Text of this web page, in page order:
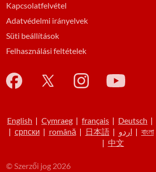
Kapcsolatfelvétel
Adatvédelmi irányelvek
Süti beállítások
Felhasználási feltételek
English | Cymraeg | français | Deutsch |
| српски | română | 日本語| اردو | বাংলা
| 中文
© Szerzői jog 2026